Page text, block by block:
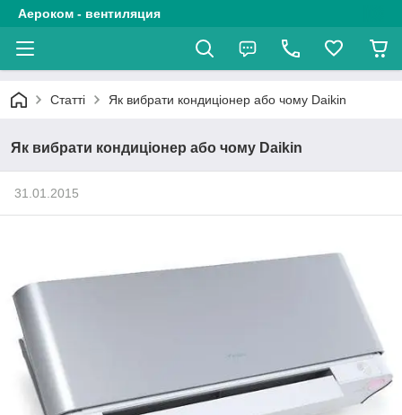
Аероком - вентиляция
Статті Як вибрати кондиціонер або чому Daikin
Як вибрати кондиціонер або чому Daikin
31.01.2015